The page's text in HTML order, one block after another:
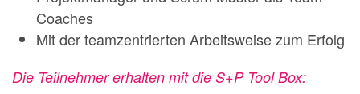
Coaches
Mit der teamzentrierten Arbeitsweise zum Erfolg
Die Teilnehmer erhalten mit die S+P Tool Box: